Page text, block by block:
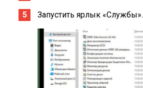
Запустить ярлык «Службы».